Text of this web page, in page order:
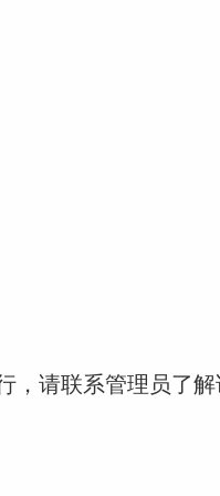
，请联系管理员了